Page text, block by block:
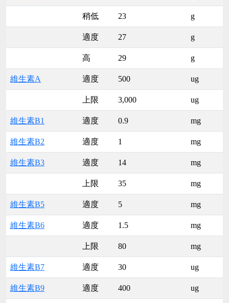
稍低 23 g
適度 27 g
高 29 g
維生素A 適度 500 ug
上限 3,000 ug
維生素B1 適度 0.9 mg
維生素B2 適度 1 mg
維生素B3 適度 14 mg
上限 35 mg
維生素B5 適度 5 mg
維生素B6 適度 1.5 mg
上限 80 mg
維生素B7 適度 30 ug
維生素B9 適度 400 ug